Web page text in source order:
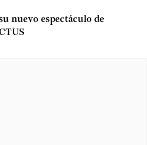
nuevo espectáculo de